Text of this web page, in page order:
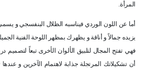
المرأة.
أما عن اللون الوردي فيناسبه الظلال البنفسجي و
يزيده جمالاً و أناقة و يظهرك بمظهر اللوحة الفنية
فهي تفتح المجال لتلبيق الألوان الأخرى تبعاً لتصميم
أن تشكيلاتك المرتجلة جذابة لاهتمام الآخرين و